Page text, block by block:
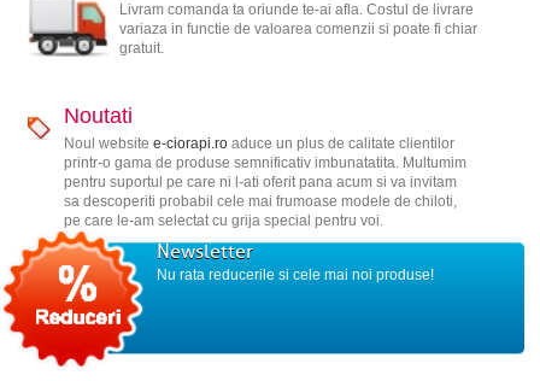
Livram comanda ta oriunde te-ai afla. Costul de livrare
variaza in functie de valoarea comenzii si poate fi chiar
gratuit.
Noutati
Noul website e-ciorapi.roaduce un plus de calitate clientilor
printr-o gama de produse semnificativ imbunatatita. Multumim
pentru suportul pe care ni l-ati oferit pana acum si va invitam
sa descoperiti probabil cele mai frumoase modele de chiloti,
pe care le-am selectat cu grija special pentru voi.
Newsletter
Nu rata reducerile si cele mai noi produse!